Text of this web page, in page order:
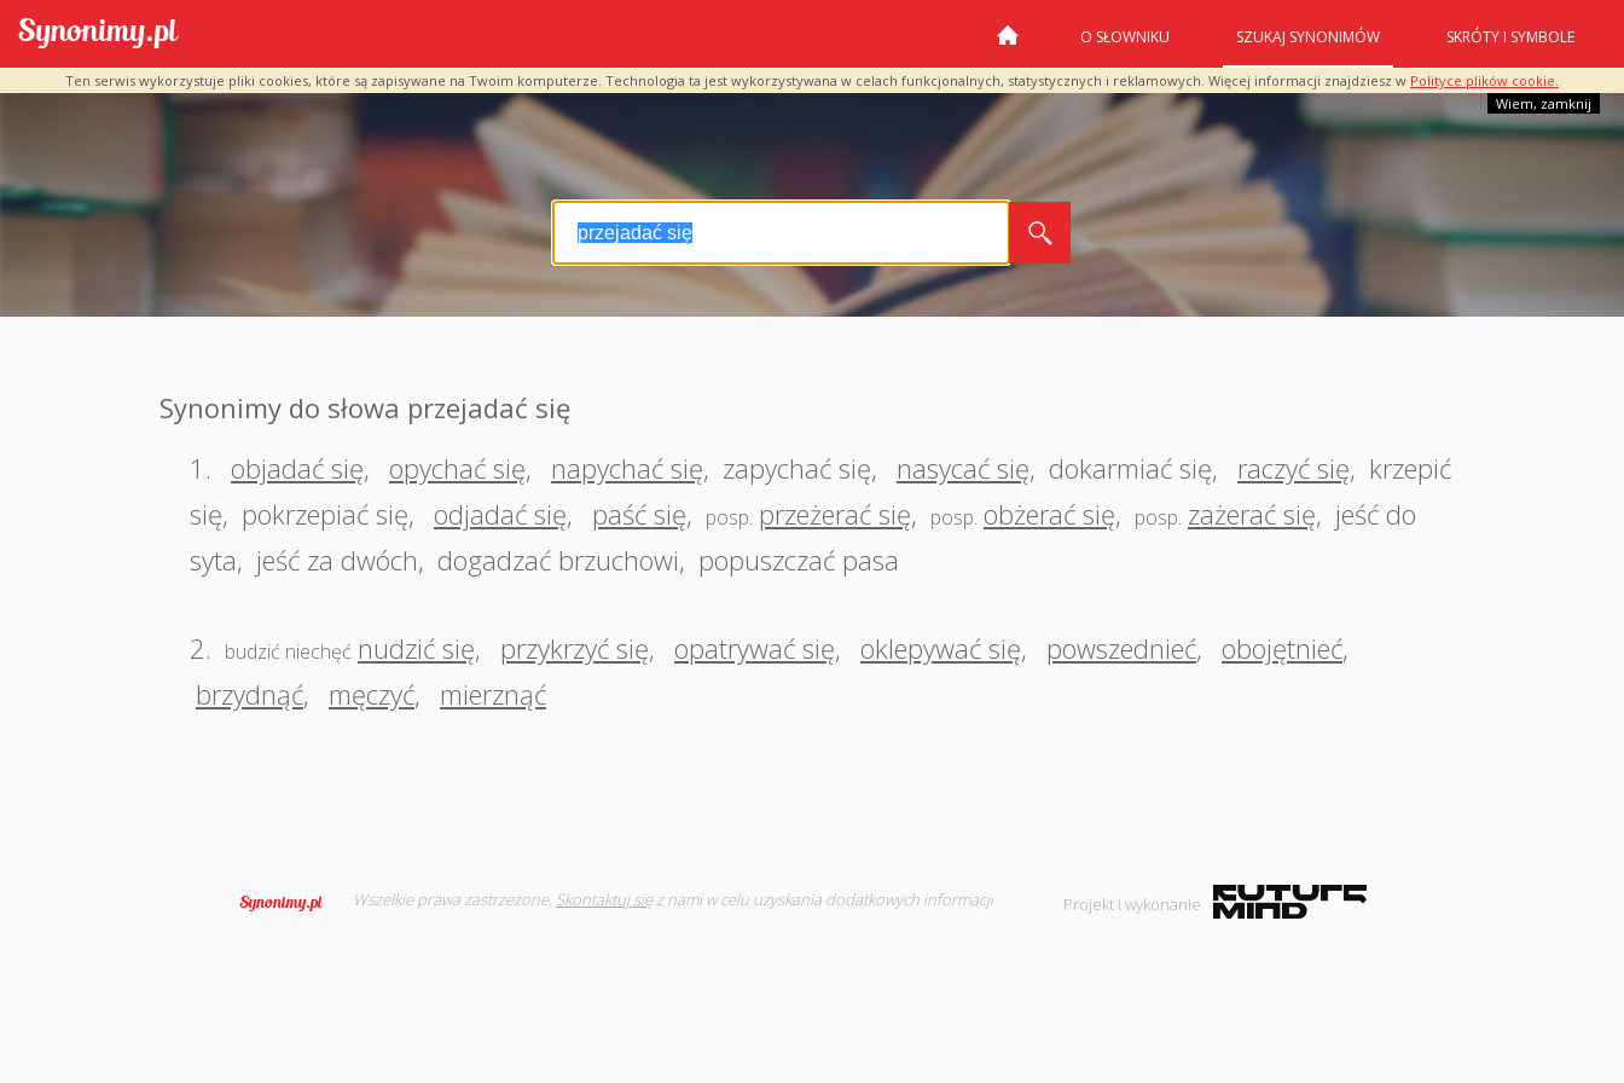
Ten serwis wykorzystuje pliki cookies, które są zapisywane na Twoim komputerze. Technologia ta jest wykorzystywana w celach funkcjonalnych, statystycznych i reklamowych. Więcej informacji znajdziesz w Polityce plików cookie.
Wiem, zamknij
O SŁOWNIKU SZUKAJ SYNONIMÓW SKRÓTY I SYMBOLE
Synonimy do słowa przejadać się
1.
objadać się, opychać się, napychać się, zapychać się, nasycać się, dokarmiać się, raczyć się, krzepić
się, pokrzepiać się, odjadać się, paść się, posp. przeżerać się, posp. obżerać się, posp. zażerać się, jeść do
syta, jeść za dwóch, dogadzać brzuchowi, popuszczać pasa
2. budzić niechęć nudzić się, przykrzyć się, opatrywać się, oklepywać się, powszednieć, obojętnieć,
brzydnąć, męczyć, mierznąć
Wszelkie prawa zastrzeżone. Skontaktuj sięz nami w celu uzyskania dodatkowych informacji Projekt i wykonanie